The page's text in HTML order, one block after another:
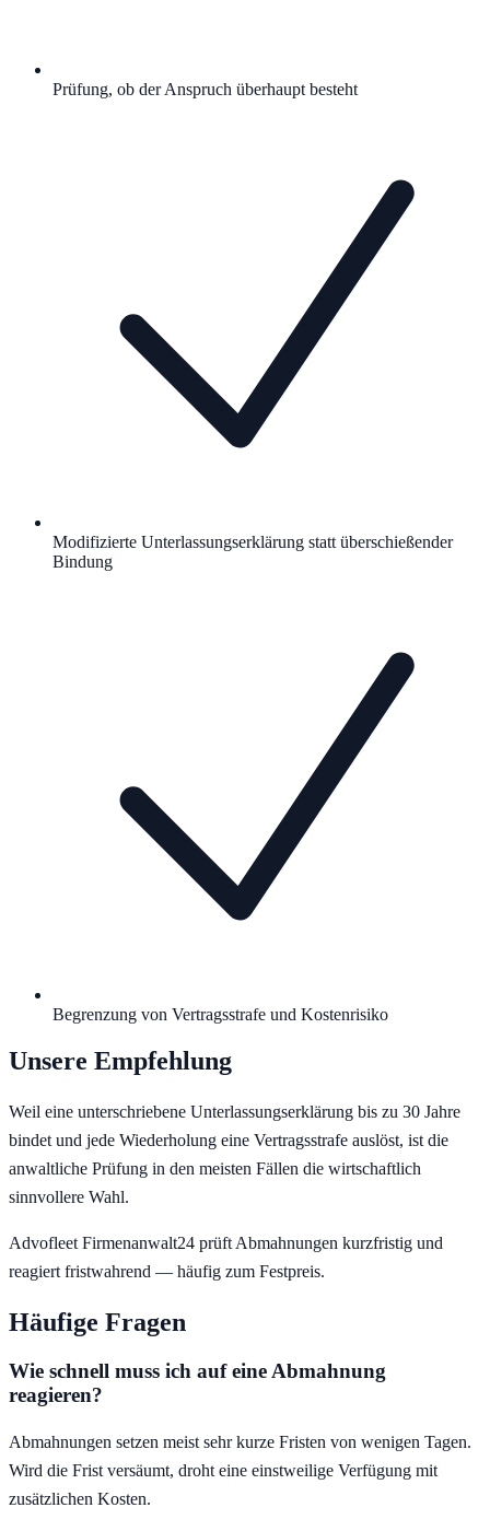
Prüfung, ob der Anspruch überhaupt besteht
Modifizierte Unterlassungserklärung statt überschießender
Bindung
Begrenzung von Vertragsstrafe und Kostenrisiko
Unsere Empfehlung
Weil eine unterschriebene Unterlassungserklärung bis zu 30 Jahre
bindet und jede Wiederholung eine Vertragsstrafe auslöst, ist die
anwaltliche Prüfung in den meisten Fällen die wirtschaftlich
sinnvollere Wahl.
Advofleet Firmenanwalt24 prüft Abmahnungen kurzfristig und
reagiert fristwahrend — häufig zum Festpreis.
Häufige Fragen
Wie schnell muss ich auf eine Abmahnung
reagieren?
Abmahnungen setzen meist sehr kurze Fristen von wenigen Tagen.
Wird die Frist versäumt, droht eine einstweilige Verfügung mit
zusätzlichen Kosten.